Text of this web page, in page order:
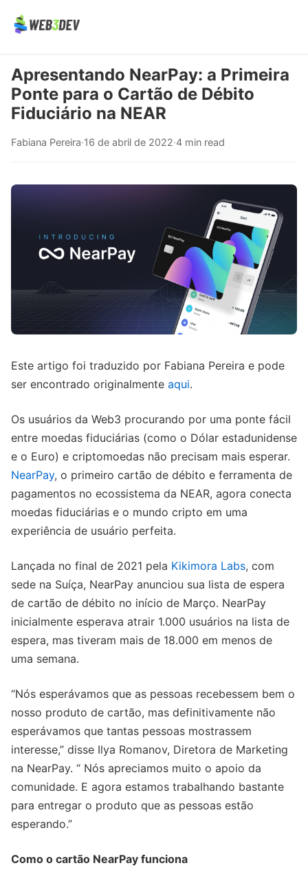
Apresentando NearPay: a Primeira
Ponte para o Cartão de Débito
Fiduciário na NEAR
Fabiana Pereira·16 de abril de 2022·4 min read
Este artigo foi traduzido por Fabiana Pereira e pode
ser encontrado originalmente aqui.
Os usuários da Web3 procurando por uma ponte fácil
entre moedas fiduciárias (como o Dólar estadunidense
e o Euro) e criptomoedas não precisam mais esperar.
NearPay, o primeiro cartão de débito e ferramenta de
pagamentos no ecossistema da NEAR, agora conecta
moedas fiduciárias e o mundo cripto em uma
experiência de usuário perfeita.
Lançada no final de 2021 pela Kikimora Labs, com
sede na Suíça, NearPay anunciou sua lista de espera
de cartão de débito no início de Março. NearPay
inicialmente esperava atrair 1.000 usuários na lista de
espera, mas tiveram mais de 18.000 em menos de
uma semana.
“Nós esperávamos que as pessoas recebessem bem o
nosso produto de cartão, mas definitivamente não
esperávamos que tantas pessoas mostrassem
interesse,” disse Ilya Romanov, Diretora de Marketing
na NearPay. “ Nós apreciamos muito o apoio da
comunidade. E agora estamos trabalhando bastante
para entregar o produto que as pessoas estão
esperando.”
Como o cartão NearPay funciona